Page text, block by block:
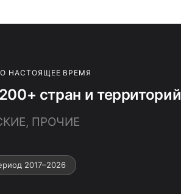
НАСТОЯЩЕЕ ВРЕМЯ
стран и территорий
ПРОЧИЕ
2017–2026